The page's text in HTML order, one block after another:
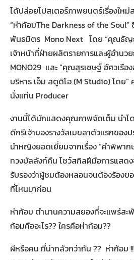
ได้ปล่อยโปสเตอร์ภาพยนตร์เรื่องให
“ห่าก้อมThe Darkness of the
พันธมิตร Mono Next โดย “คุณธัญญ
เจ้าหน้าที่ฝ่ายผลิตรายการและผู้อำนว
MONO29 และ “คุณสุรเชษฐ์ อัศวเรือ
บริหาร เอ็ม สตูดิโอ (M Studio) โดย
นั่งแท่น Producer
งานนี้ได้นักแสดงคุณภาพจัดเต็ม นำ
ดีกรีเจ้าของรางวัลเมขลาตัวแรกของ
นำหญิงยอดเยี่ยมจากเรื่อง “คำพิพาก
ทวงบัลลังก์คืน โชว์สกิลฝีมือการแสด
รับรองว่าผู้ชมต้องหลอนจนต้องร้องข
ที่ไหนมาก่อน
ห่าก้อม ตำนานความสยองที่จะแพร่ส
ก้อมคืออะไร?? ใครคือห่าก้อม??
ผีหรือคน ที่น่ากลัวกว่ากัน ?? ห่าก้อม